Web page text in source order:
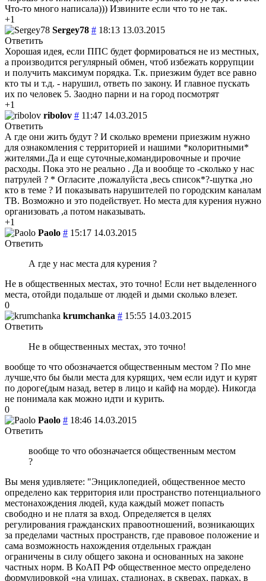
Что-то много написала))) Извините если что то не так.
+1
Sergey78 # 18:13 13.03.2015
Ответить
Хорошая идея, если ППС будет формироваться не из местных,
а производится регулярный обмен, чтоб избежать коррупции
и получить максимум порядка. Т.к. приезжим будет все равно
кто ты и т.д. - нарушил, ответь по закону. И главное пускать
их по человек 5. Заодно парни и на город посмотрят
+1
ribolov # 11:47 14.03.2015
Ответить
А где они жить будут ? И сколько времени приезжим нужно
для ознакомления с территорией и нашими *колоритными*
жителями.Да и еще суточные,командировочные и прочие
расходы. Пока это не реально . Да и вообще то -сколько у нас
патрулей ? * Огласите ,пожалуйста ,весь список*?-шутка ,но
кто в теме ? И показывать нарушителей по городским каналам
ТВ. Возможно и это подействует. Но места для курения нужно
организовать ,а потом наказывать.
+1
Paolo # 15:17 14.03.2015
Ответить
А где у нас места для курения ?
Не в общественных местах, это точно! Если нет выделенного
места, отойди подальше от людей и дыми сколько влезет.
0
krumchanka # 15:55 14.03.2015
Ответить
Не в общественных местах, это точно!
вообще то что обозначается общественным местом ? По мне
лучше,что бы были места для курящих, чем если идут и курят
по дороге(дым назад, ветер в лицо и кайф на морде). Никогда
не понимала как можно идти и курить.
0
Paolo # 18:46 14.03.2015
Ответить
вообще то что обозначается общественным местом
?
Вы меня удивляете: "Энциклопедией, общественное место
определено как территория или пространство потенциального
местонахождения людей, куда каждый может попасть
свободно и не платя за вход. Определяется в целях
регулирования гражданских правоотношений, возникающих
за пределами частных пространств, где правовое положение и
сама возможность нахождения отдельных граждан
ограничены в силу общего закона и основанных на законе
частных норм. В КоАП РФ общественное место определено
формулировкой «на улицах, стадионах, в скверах, парках, в